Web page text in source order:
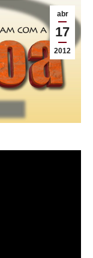
abr
17
2012